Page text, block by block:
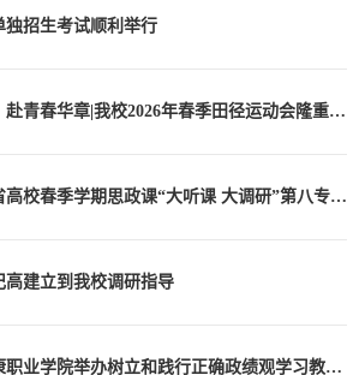
独招生考试顺利举行
以运动之名，赴青春华章|我校2026年春季田径运动会隆重开幕
2026年度全省高校春季学期思政课“大听课 大调研”第八专家组莅临我校听课调研
高建立到我校调研指导
开封智慧健康职业学院举办树立和践行正确政绩观学习教育读书班